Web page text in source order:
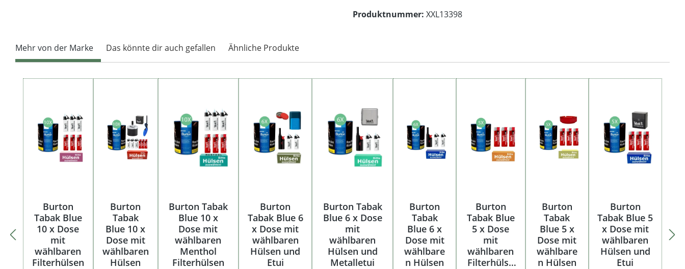
Produktnummer: XXL13398
Mehr von der Marke Das könnte dir auch gefallen Ähnliche Produkte
Produktgalerie überspringen
Burton
Tabak Blue
10 x Dose
mit
wählbaren
Filterhülsen
Burton
Tabak
Blue 10 x
Dose mit
wählbaren
Hülsen
Burton Tabak
Blue 10 x
Dose mit
wählbaren
Menthol
Filterhülsen
Burton
Tabak Blue 6
x Dose mit
wählbaren
Hülsen und
Etui
Burton Tabak
Blue 6 x Dose
mit
wählbaren
Hülsen und
Metalletui
Burton
Tabak
Blue 6 x
Dose mit
wählbare
n Hülsen
Burton
Tabak Blue
5 x Dose
mit
wählbaren
Filterhülse
Burton
Tabak
Blue 5 x
Dose mit
wählbare
n Hülsen
Burton
Tabak Blue 5
x Dose mit
wählbaren
Hülsen und
Etui